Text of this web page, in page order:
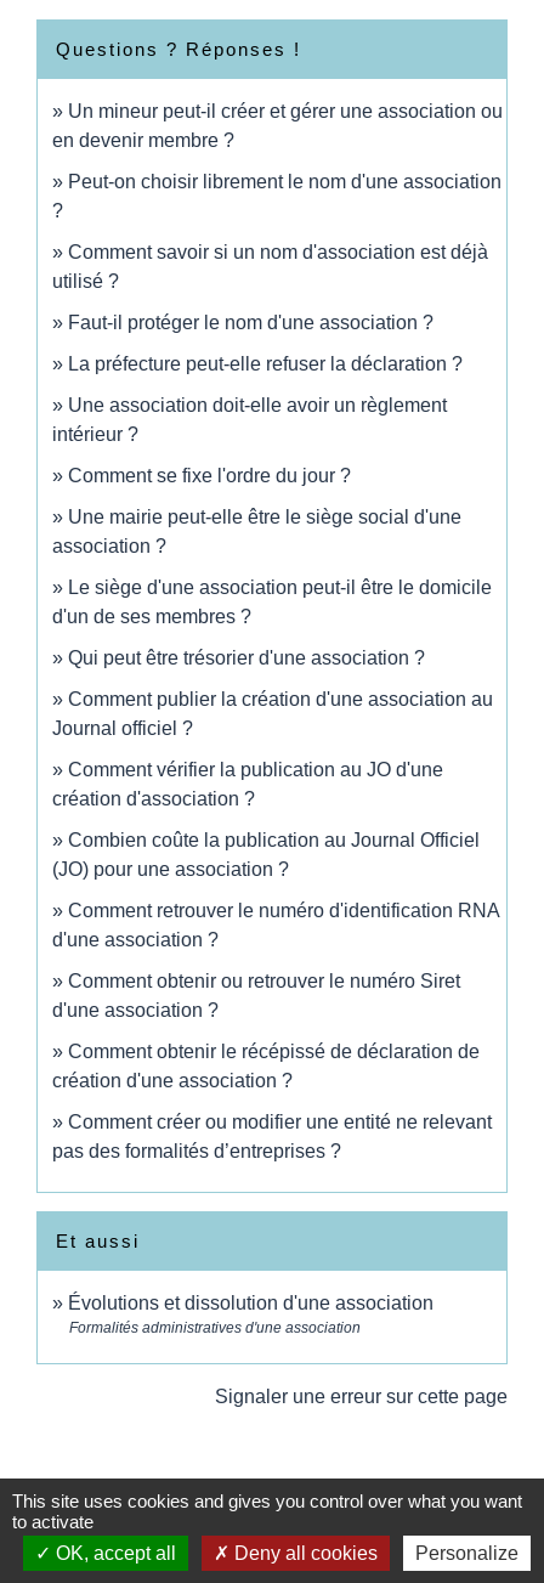
Questions ? Réponses !
Un mineur peut-il créer et gérer une association ou
en devenir membre ?
Peut-on choisir librement le nom d'une association
?
Comment savoir si un nom d'association est déjà
utilisé ?
Faut-il protéger le nom d'une association ?
La préfecture peut-elle refuser la déclaration ?
Une association doit-elle avoir un règlement
intérieur ?
Comment se fixe l'ordre du jour ?
Une mairie peut-elle être le siège social d'une
association ?
Le siège d'une association peut-il être le domicile
d'un de ses membres ?
Qui peut être trésorier d'une association ?
Comment publier la création d'une association au
Journal officiel ?
Comment vérifier la publication au JO d'une
création d'association ?
Combien coûte la publication au Journal Officiel
(JO) pour une association ?
Comment retrouver le numéro d'identification RNA
d'une association ?
Comment obtenir ou retrouver le numéro Siret
d'une association ?
Comment obtenir le récépissé de déclaration de
création d'une association ?
Comment créer ou modifier une entité ne relevant
pas des formalités d’entreprises ?
Et aussi
Évolutions et dissolution d'une association
Formalités administratives d'une association
Signaler une erreur sur cette page
Contacts
This site uses cookies and gives you control over what you want
to activate
OK, accept all
Deny all cookies Personalize